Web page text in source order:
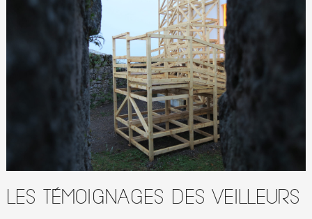
Les témoignages des Veilleurs